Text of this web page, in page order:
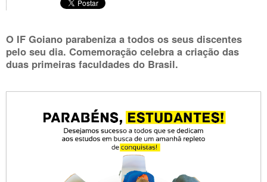
O IF Goiano parabeniza a todos os seus discentes
pelo seu dia. Comemoração celebra a criação das
duas primeiras faculdades do Brasil.